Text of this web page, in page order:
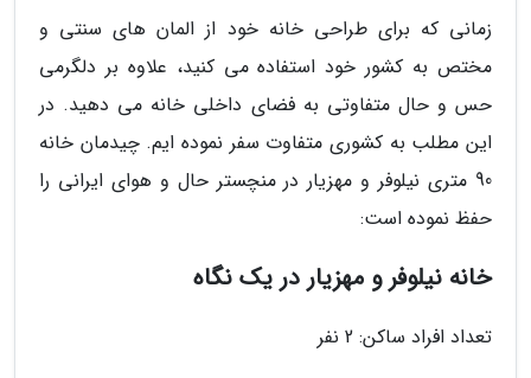
زمانی که برای طراحی خانه خود از المان های سنتی و
مختص به کشور خود استفاده می کنید، علاوه بر دلگرمی
حس و حال متفاوتی به فضای داخلی خانه می دهید. در
این مطلب به کشوری متفاوت سفر نموده ایم. چیدمان خانه
90 متری نیلوفر و مهزیار در منچستر حال و هوای ایرانی را
حفظ نموده است:
خانه نیلوفر و مهزیار در یک نگاه
تعداد افراد ساکن: 2 نفر